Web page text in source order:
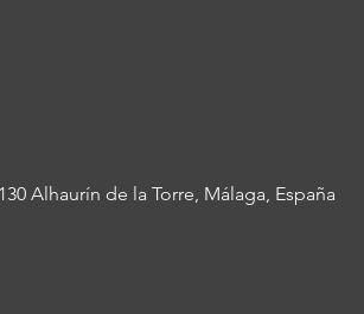
Alhaurín de la Torre, Málaga, España